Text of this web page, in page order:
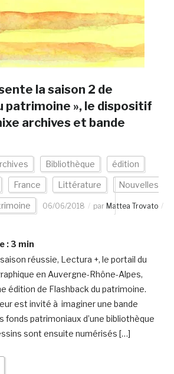
la saison 2 de
patrimoine », le dispositif
archives et bande
Bibliothèque édition
France Littérature Nouvelles
06/06/2018 par Mattea Trovato
: 3 min
réussie, Lectura +, le portail du
en Auvergne-Rhône-Alpes,
édition de Flashback du patrimoine.
est invité à imaginer une bande
fonds patrimoniaux d’une bibliothèque
sont ensuite numérisés […]